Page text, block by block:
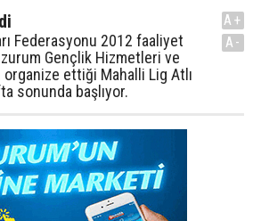
Federasyonu 2012 faaliyet
Gençlik Hizmetleri ve
organize ettiği Mahalli Lig Atlı
sonunda başlıyor.
A+
A-